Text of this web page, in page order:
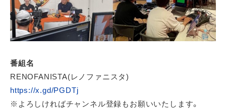
番組名
RENOFANISTA(レノファニスタ)
https://x.gd/PGDTj
※よろしければチャンネル登録もお願いいたします。